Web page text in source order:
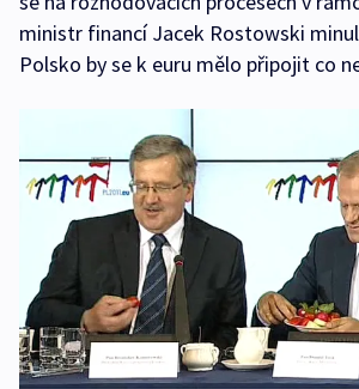
ministr financí Jacek Rostowski
Polsko by se k euru mělo připojit co